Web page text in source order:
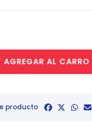
AGREGAR AL CARRO
producto